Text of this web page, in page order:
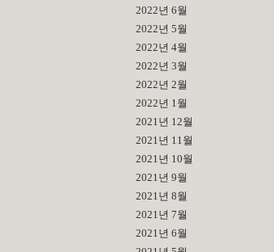
2022년 6월
2022년 5월
2022년 4월
2022년 3월
2022년 2월
2022년 1월
2021년 12월
2021년 11월
2021년 10월
2021년 9월
2021년 8월
2021년 7월
2021년 6월